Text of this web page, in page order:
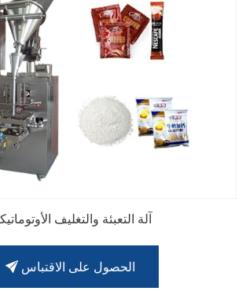
آلة التعبئة والتغليف
الحصول على الاقتباس